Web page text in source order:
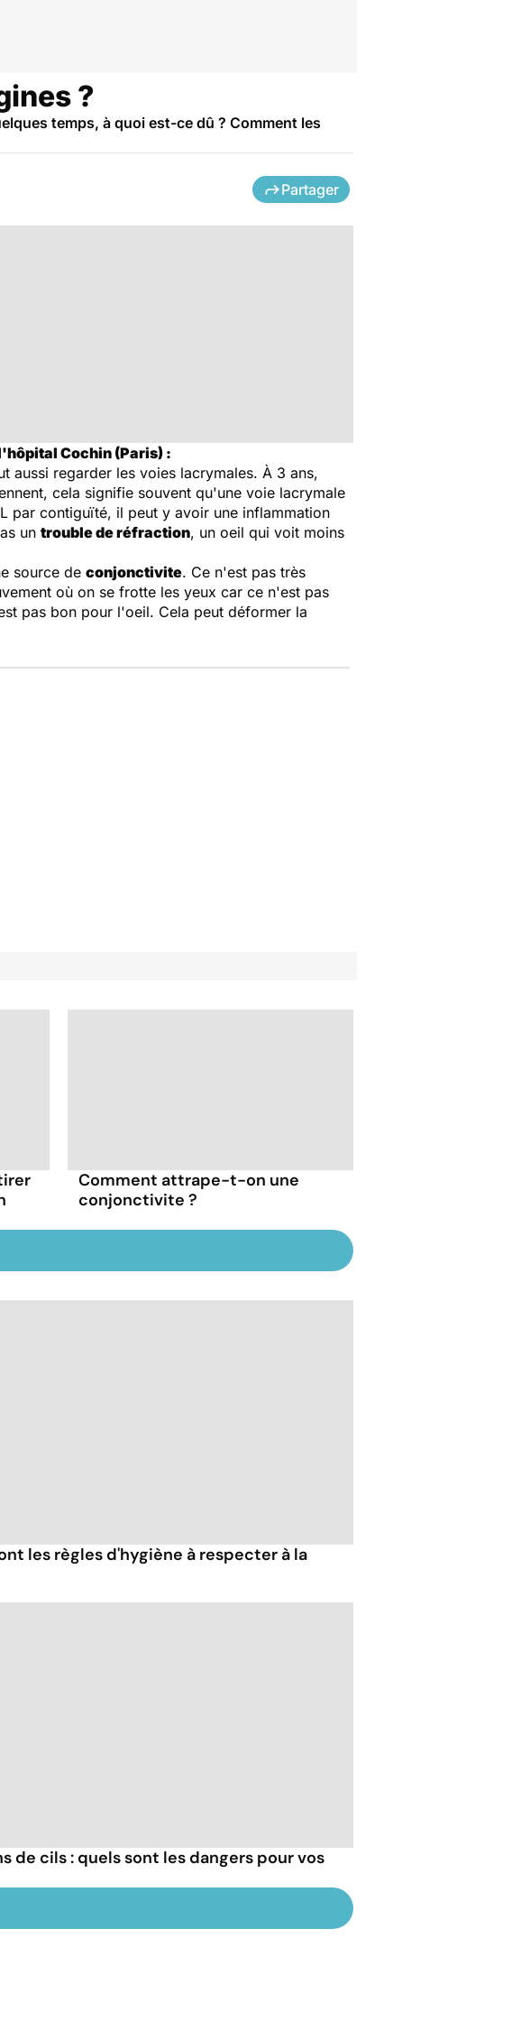
?
temps, à quoi est-ce dû ? Comment les
Partager
Cochin (Paris) :
aussi regarder les voies lacrymales. À 3 ans,
cela signifie souvent qu'une voie lacrymale
par contiguïté, il peut y avoir une inflammation
un trouble de réfraction, un oeil qui voit moins
source de conjonctivite. Ce n'est pas très
où on se frotte les yeux car ce n'est pas
pas bon pour l'oeil. Cela peut déformer la
Comment attrape-t-on une
conjonctivite ?
les règles d'hygiène à respecter à la
de cils : quels sont les dangers pour vos